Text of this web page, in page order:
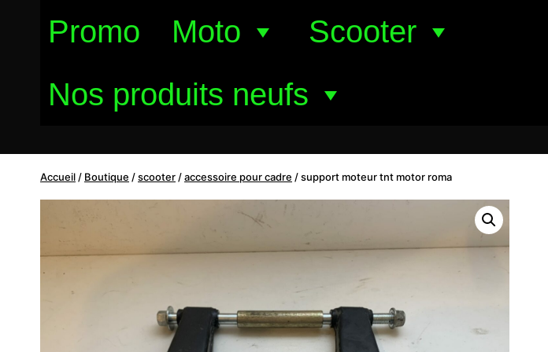
Promo Moto
Scooter
Nos produits neufs
Accueil / Boutique /scooter /accessoire pour cadre /support moteur tnt motor roma